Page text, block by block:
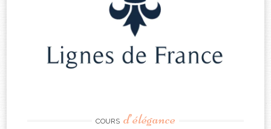
COURS d’élégance